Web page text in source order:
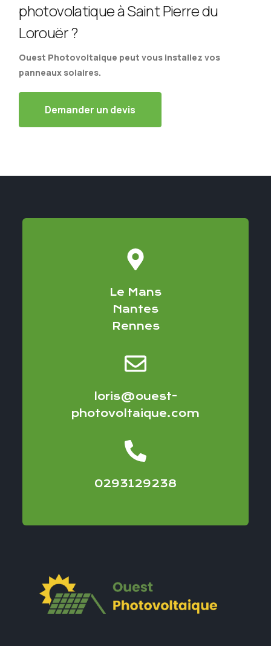
photovolatique à Saint Pierre du
Lorouër ?
Ouest Photovoltaique peut vous installez vos
panneaux solaires.
Demander un devis
Le Mans
Nantes
Rennes
loris@ouest-
photovoltaique.com
0293129238